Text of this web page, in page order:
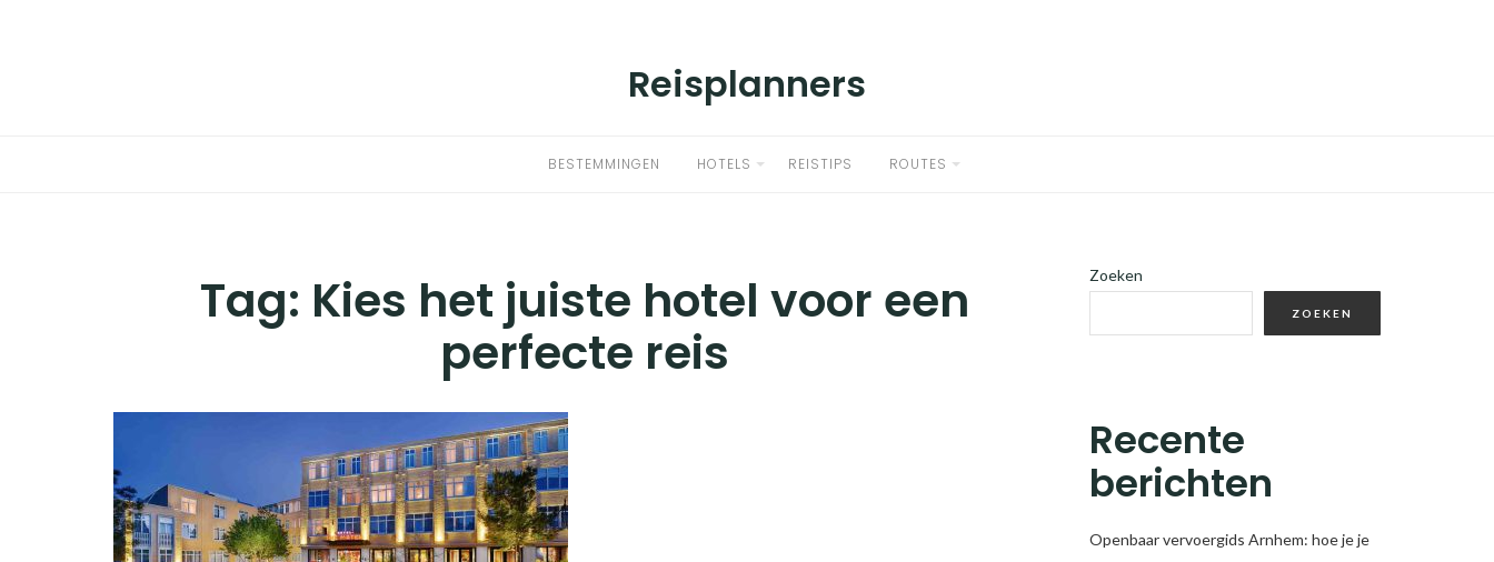
Reisplanners
BESTEMMINGEN HOTELS REISTIPS ROUTES
Tag: Kies het juiste hotel voor een
perfecte reis
Zoeken
ZOEKEN
Recente
berichten
Openbaar vervoergids Arnhem: hoe je je